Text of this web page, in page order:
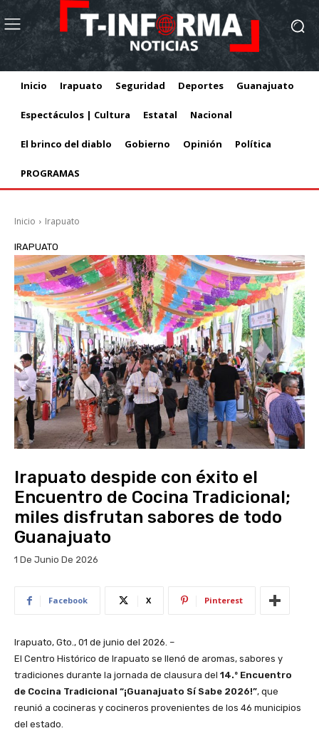
Inicio Irapuato Seguridad Deportes Guanajuato
Espectáculos | Cultura Estatal Nacional
El brinco del diablo Gobierno Opinión Política
PROGRAMAS
Inicio Irapuato
IRAPUATO
Irapuato despide con éxito el
Encuentro de Cocina Tradicional;
miles disfrutan sabores de todo
Guanajuato
1 De Junio De 2026
Facebook X Pinterest
Irapuato, Gto., 01 de junio del 2026. –
El Centro Histórico de Irapuato se llenó de aromas, sabores y
tradiciones durante la jornada de clausura del 14.º Encuentro
de Cocina Tradicional “¡Guanajuato Sí Sabe 2026!”, que
reunió a cocineras y cocineros provenientes de los 46 municipios
del estado.